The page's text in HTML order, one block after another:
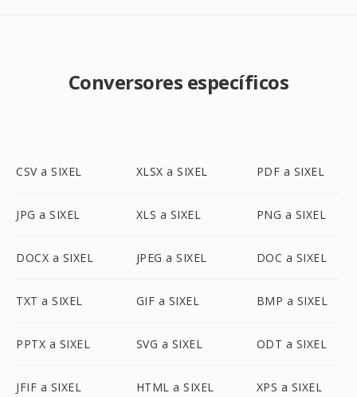
Conversores específicos
CSV a SIXEL XLSX a SIXEL PDF a SIXEL
JPG a SIXEL XLS a SIXEL PNG a SIXEL
DOCX a SIXEL JPEG a SIXEL DOC a SIXEL
TXT a SIXEL GIF a SIXEL BMP a SIXEL
PPTX a SIXEL SVG a SIXEL ODT a SIXEL
JFIF a SIXEL HTML a SIXEL XPS a SIXEL